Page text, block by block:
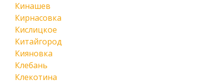
Кинашев
Кирнасовка
Кислицкое
Китайгород
Кияновка
Клебань
Клекотина